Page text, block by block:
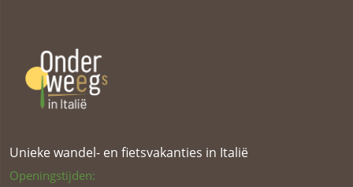
Unieke wandel- en fietsvakanties in Italië
Openingstijden: